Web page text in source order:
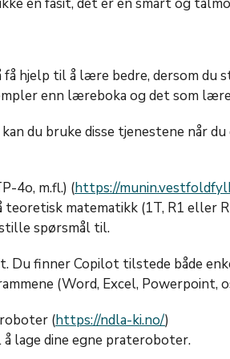
en fasit, det er en smart og
hjelp til å lære bedre, dersom du
enn læreboka og det som
du bruke disse tjenestene når
4o, m.fl.) (https://
matematikk (1T, R1 eller
spørsmål til.
Du finner Copilot tilstede både
(Word, Excel, Powerpoint,
(https://ndla-ki.no/)
lage dine egne prateroboter.